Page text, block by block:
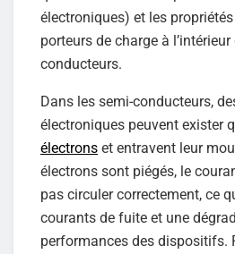
électroniques) et les
porteurs de charge à
conducteurs.
Dans les semi-conducteurs,
électroniques peuvent exister
électrons et entravent leur
électrons sont piégés, le
pas circuler correctement, ce
courants de fuite et une
performances des dispositifs.